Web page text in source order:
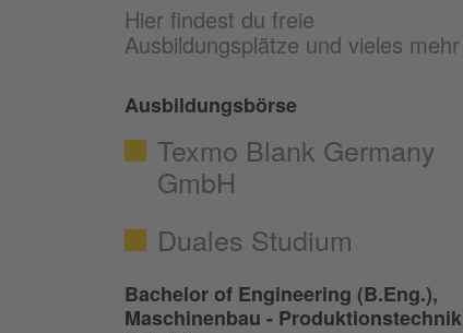
Hier findest du freie
Ausbildungsplätze und vieles mehr
Ausbildungsbörse
Texmo Blank Germany
GmbH
Duales Studium
Bachelor of Engineering (B.Eng.),
Maschinenbau - Produktionstechnik